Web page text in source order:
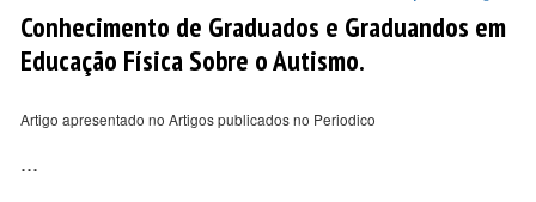
Conhecimento de Graduados e Graduandos em
Educação Física Sobre o Autismo.
Artigo apresentado no Artigos publicados no Periodico
...